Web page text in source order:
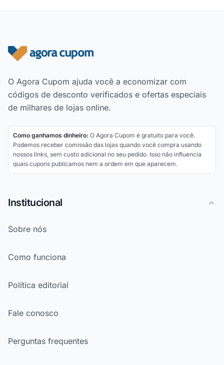
Rodapé do site
O Agora Cupom ajuda você a economizar com
códigos de desconto verificados e ofertas especiais
de milhares de lojas online.
Como ganhamos dinheiro: O Agora Cupom é gratuito para você.
Podemos receber comissão das lojas quando você compra usando
nossos links, sem custo adicional no seu pedido. Isso não influencia
quais cupons publicamos nem a ordem em que aparecem.
Institucional
Sobre nós
Como funciona
Política editorial
Fale conosco
Perguntas frequentes